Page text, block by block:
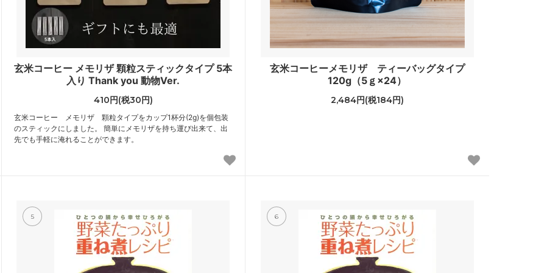
玄米コーヒー メモリザ 顆粒スティックタイプ 5本
入り Thank you 動物Ver.
410円(税30円)
玄米コーヒー メモリザ 顆粒タイプをカップ1杯分(2g)を個包装
のスティックにしました。 簡単にメモリザを持ち運び出来て、出
先でも手軽に淹れることができます。
玄米コーヒーメモリザ ティーバッグタイプ
120g（5ｇ×24）
2,484円(税184円)
5 6